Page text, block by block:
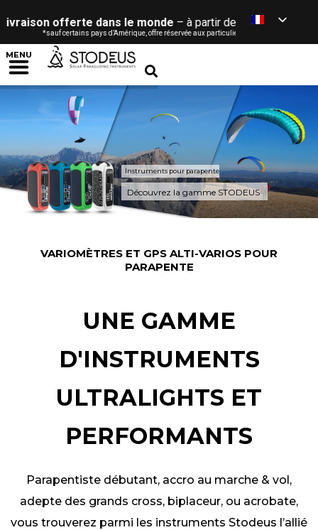
offerte dans le monde– à partir de 120 € / £ / $ / CHF *
certains pays d’Amérique, offre réservée aux particuliers (voir conditions)
MENU
Découvrez la gamme STODEUS
Instruments pour parapente
VARIOMÈTRES ET GPS ALTI-VARIOS POUR
PARAPENTE
UNE GAMME
D'INSTRUMENTS
ULTRALIGHTS ET
PERFORMANTS
Parapentiste débutant, accro au marche & vol,
adepte des grands cross, biplaceur, ou acrobate,
vous trouverez parmi les instruments Stodeus l’allié